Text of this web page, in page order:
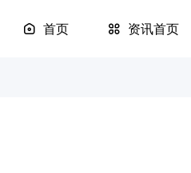
首页 资讯首页